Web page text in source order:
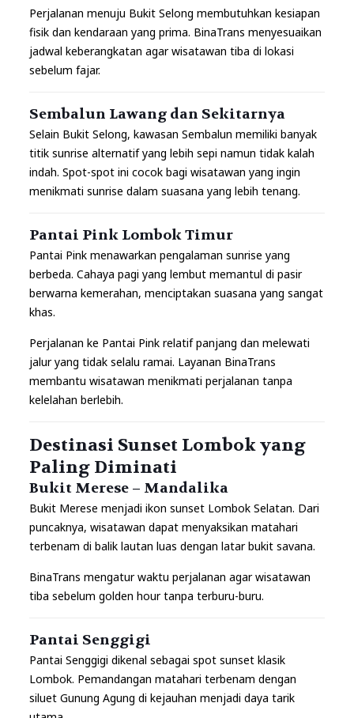
Perjalanan menuju Bukit Selong membutuhkan kesiapan
fisik dan kendaraan yang prima. BinaTrans menyesuaikan
jadwal keberangkatan agar wisatawan tiba di lokasi
sebelum fajar.
Sembalun Lawang dan Sekitarnya
Selain Bukit Selong, kawasan Sembalun memiliki banyak
titik sunrise alternatif yang lebih sepi namun tidak kalah
indah. Spot-spot ini cocok bagi wisatawan yang ingin
menikmati sunrise dalam suasana yang lebih tenang.
Pantai Pink Lombok Timur
Pantai Pink menawarkan pengalaman sunrise yang
berbeda. Cahaya pagi yang lembut memantul di pasir
berwarna kemerahan, menciptakan suasana yang sangat
khas.
Perjalanan ke Pantai Pink relatif panjang dan melewati
jalur yang tidak selalu ramai. Layanan BinaTrans
membantu wisatawan menikmati perjalanan tanpa
kelelahan berlebih.
Destinasi Sunset Lombok yang
Paling Diminati
Bukit Merese – Mandalika
Bukit Merese menjadi ikon sunset Lombok Selatan. Dari
puncaknya, wisatawan dapat menyaksikan matahari
terbenam di balik lautan luas dengan latar bukit savana.
BinaTrans mengatur waktu perjalanan agar wisatawan
tiba sebelum golden hour tanpa terburu-buru.
Pantai Senggigi
Pantai Senggigi dikenal sebagai spot sunset klasik
Lombok. Pemandangan matahari terbenam dengan
siluet Gunung Agung di kejauhan menjadi daya tarik